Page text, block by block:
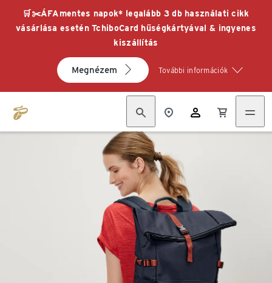
🛒✂️ÁFAmentes napok* legalább 3 db használati cikk
vásárlása esetén TchiboCard hűségkártyával & ingyenes
kiszállítás
Megnézem További információk